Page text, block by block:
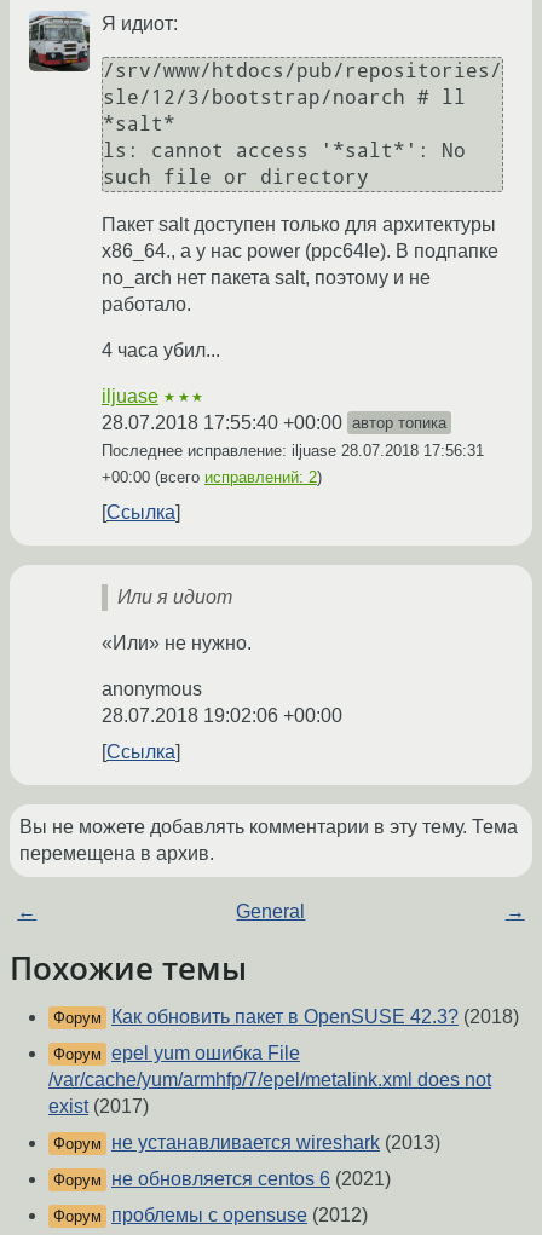
Я идиот:
/srv/www/htdocs/pub/repositories/
sle/12/3/bootstrap/noarch # ll
*salt*
ls: cannot access '*salt*': No
Пакет salt доступен только для архитектуры
x86_64., а у нас power (ppc64le). В подпапке
no_arch нет пакета salt, поэтому и не
работало.
4 часа убил...
iljuase ★★★
28.07.2018 17:55:40 +00:00 автор топика
Последнее исправление: iljuase 28.07.2018 17:56:31
+00:00 (всего исправлений: 2)
Ссылка
Или я идиот
«Или» не нужно.
anonymous
28.07.2018 19:02:06 +00:00
Ссылка
Вы не можете добавлять комментарии в эту тему. Тема
перемещена в архив.
← General →
Похожие темы
Форум Как обновить пакет в OpenSUSE 42.3? (2018)
Форум epel yum ошибка File
/var/cache/yum/armhfp/7/epel/metalink.xml does not
exist(2017)
Форум не устанавливается wireshark (2013)
Форум не обновляется centos 6 (2021)
Форум проблемы c opensuse (2012)